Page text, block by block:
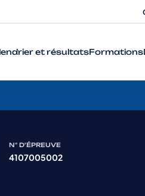
et résultatsFormations
N° D'ÉPREUVE
4107005002